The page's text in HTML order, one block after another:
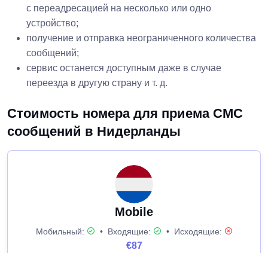
с переадресацией на несколько или одно
устройство;
получение и отправка неограниченного количества
сообщений;
сервис останется доступным даже в случае
переезда в другую страну и т. д.
Стоимость номера для приема СМС
сообщений в Нидерланды
Mobile
Мобильный: • Входящие: • Исходящие:
€87